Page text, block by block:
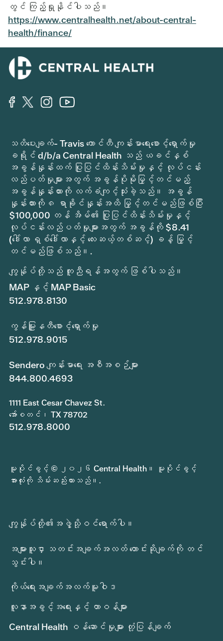
တွင် ကြည့်ရှုနိုင်ပါသည်။
https://www.centralhealth.net/about-central-
health/finance/
သတိပေးချက်- Travis ကောင်တီ ကျန်းမာရေးစောင့်ရှောက်မှု
ခရိုင် d/b/a Central Health သည် ယခင်နှစ်
အခွန်နှုန်းထက် ပြုပြင်ထိန်းသိမ်းမှုနှင့် လုပ်ငန်း
လည်ပတ်မှုများအတွက် အခွန်ပိုမိုမြှင့်တင်မည့်
အခွန်နှုန်းထားကို လက်ခံကျင့်သုံးခဲ့သည်။ အခွန်
နှုန်းထားကို ၈ ရာခိုင်နှုန်းအထိ မြှင့်တင်မည်ဖြစ်ပြီး
$100,000 တန် အိမ်၏ ပြုပြင်ထိန်းသိမ်းမှုနှင့်
လုပ်ငန်းလည်ပတ်မှုများအတွက် အခွန်ကို $8.41
(ဒေါ်လာ ရှစ်ဒေါ်လာနှင့် လေးဆယ့်တစ်ဆင့်) ခန့် မြှင့်
တင်မည်ဖြစ်သည်။.
ကျွန်ုပ်တို့သည် ကူညီရန်အတွက် ဖြစ်ပါသည်။
MAP နှင့် MAP Basic
512.978.8130
ကွန်မြူနတီစောင့်ရှောက်မှု
512.978.9015
Sendero ကျန်းမာရေး အစီအစဉ်များ
844.800.4693
1111 East Cesar Chavez St.
အော်စတင်၊ TX 78702
512.978.8000
မူပိုင်ခွင့် © ၂၀၂၆ Central Health။ မူပိုင်ခွင့်
အားလုံးကို သိမ်းဆည်းထားသည်။.
ကျွန်ုပ်တို့၏အဖွဲ့သို့ဝင်ရောက်ပါ။
အများသူငှာ သတင်းအချက်အလတ် တောင်းဆိုချက်ကို တင်
သွင်းပါ။
ကိုယ်ရေးအချက်အလက်မူဝါဒ
လူနာအခွင့်အရေးနှင့် တာဝန်များ
Central Health ဝန်ဆောင်မှုများ တုံ့ပြန်ချက်